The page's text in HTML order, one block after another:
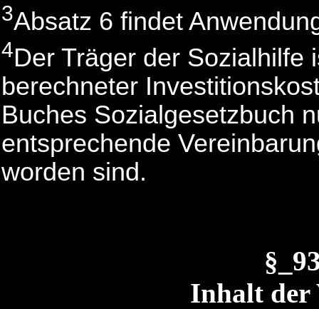
3Absatz 6 findet
4Der Träger der Sozialhilfe
berechneter
Buches Sozialgesetzbuch
entsprechende
worden sind.
Inhalt der